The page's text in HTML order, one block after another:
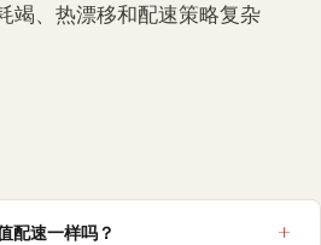
竭、热漂移和配速策略复杂
配速一样吗？